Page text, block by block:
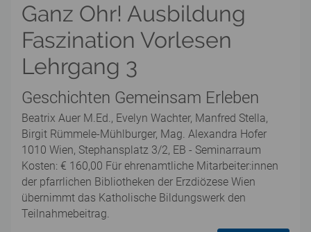
Ganz Ohr! Ausbildung
Faszination Vorlesen
Lehrgang 3
Geschichten Gemeinsam Erleben
Beatrix Auer M.Ed., Evelyn Wachter, Manfred Stella,
Birgit Rümmele-Mühlburger, Mag. Alexandra Hofer
1010 Wien, Stephansplatz 3/2, EB - Seminarraum
Kosten: € 160,00 Für ehrenamtliche Mitarbeiter:innen
der pfarrlichen Bibliotheken der Erzdiözese Wien
übernimmt das Katholische Bildungswerk den
Teilnahmebeitrag.